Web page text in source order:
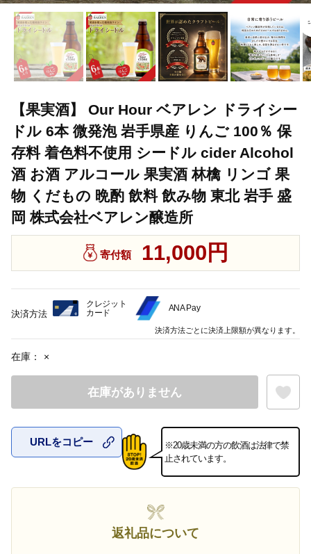
【果実酒】 Our Hour ベアレン ドライシー
ドル 6本 微発泡 岩手県産 りんご 100％ 保
存料 着色料不使用 シードル cider Alcohol
酒 お酒 アルコール 果実酒 林檎 リンゴ 果
物 くだもの 晩酌 飲料 飲み物 東北 岩手 盛
岡 株式会社ベアレン醸造所
寄付額 11,000円
在庫： ×
在庫がありません
お気に入
URLをコピー
※20歳未満の方の飲酒は法律で禁
止されています。
返礼品について
決済方法
クレジット
カード
ANA Pay
決済方法ごとに決済上限額が異なります。